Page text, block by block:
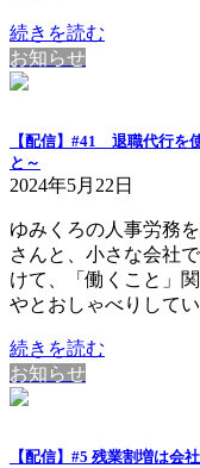
続きを読む
お知らせ
【配信】#41 退職代行を
と～
2024年5月22日
ゆみくろの人事労務
さんと、小さな会社
けて、「働くこと」
やとおしゃべりして
続きを読む
お知らせ
【配信】#5 残業割増は会